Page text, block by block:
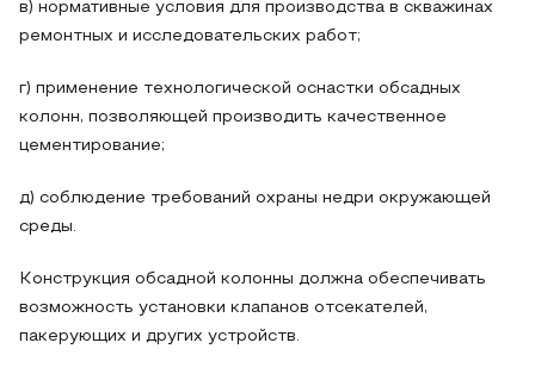
в) нормативные условия для производства в скважинах
ремонтных и исследовательских работ;
г) применение технологической оснастки обсадных
колонн, позволяющей производить качественное
цементирование;
д) соблюдение требований охраны недри окружающей
среды.
Конструкция обсадной колонны должна обеспечивать
возможность установки клапанов отсекателей,
пакерующих и других устройств.